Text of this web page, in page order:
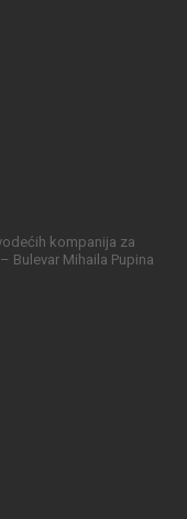
kompanija za
Bulevar Mihaila Pupina